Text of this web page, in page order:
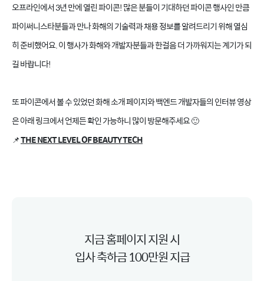
오프라인에서 3년 만에 열린 파이콘! 많은 분들이 기대하던 파이콘 행사인 만큼
파이써니스타분들과 만나 화해의 기술력과 채용 정보를 알려드리기 위해 열심
히 준비했어요. 이 행사가 화해와 개발자분들과 한걸음 더 가까워지는 계기가 되
길 바랍니다!
또 파이콘에서 볼 수 있었던 화해 소개 페이지와 백엔드 개발자들의 인터뷰 영상
은 아래 링크에서 언제든 확인 가능하니 많이 방문해주세요 🙂
📌THE NEXT LEVEL OF BEAUTY TECH
지금 홈페이지 지원 시
입사 축하금 100만원 지급